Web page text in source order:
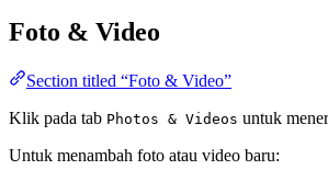
Foto & Video
Section titled “Foto & Video”
Klik pada tab Photos & Videos untuk
Untuk menambah foto atau video baru: